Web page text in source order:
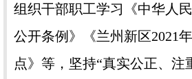
组织干部职工学习《中华人
公开条例》《兰州新区2021
点》等，坚持“真实公正、注